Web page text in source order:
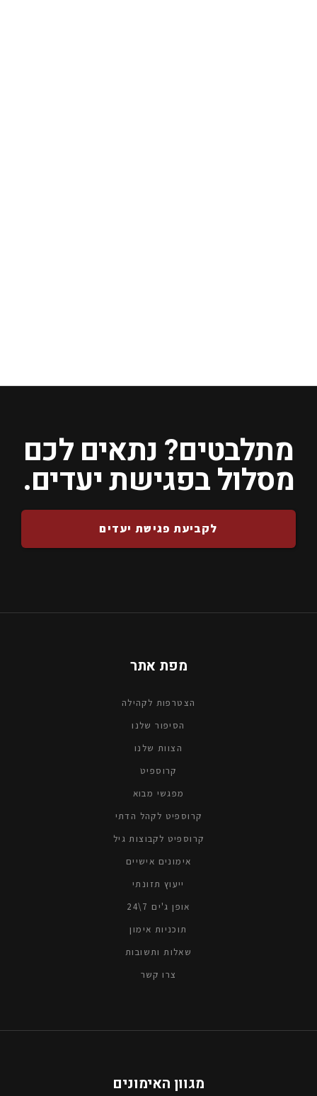
מתלבטים? נתאים לכם
מסלול בפגישת יעדים.
לקביעת פגישת יעדים
מפת אתר
הצטרפות לקהילה
הסיפור שלנו
הצוות שלנו
קרוספיטׁ
מפגשי מבוא
קרוספיט לקהל הדתי
קרוספיט לקבוצות גיל
אימונים אישיים
ייעוץ תזונתי
אופן ג'ים 7\24
תוכניות אימון
שאלות ותשובות
צרו קשר
מגוון האימונים